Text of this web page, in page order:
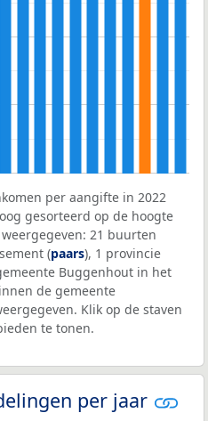
per aangifte in 2022
gesorteerd op de hoogte
21 buurten
(paars), 1 provincie
Buggenhout in het
de gemeente
Klik op de staven
te tonen.
per jaar